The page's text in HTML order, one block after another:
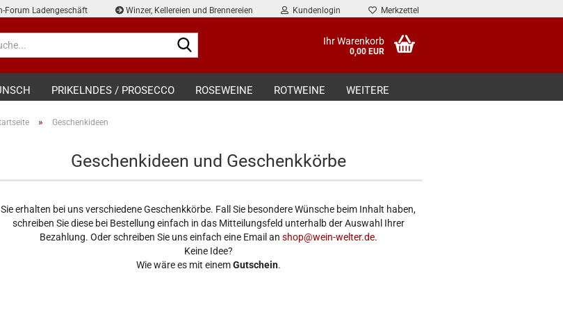
Forum Ladengeschäft Winzer, Kellereien und Brennereien Kundenlogin Merkzettel
Ihr Warenkorb
0,00 EUR
PRIKELNDES / PROSECCO ROSEWEINE ROTWEINE WEITERE
» Geschenkideen
Geschenkideen und Geschenkkörbe
Sie erhalten bei uns verschiedene Geschenkkörbe. Fall Sie besondere Wünsche beim Inhalt haben,
schreiben Sie diese bei Bestellung einfach in das Mitteilungsfeld unterhalb der Auswahl Ihrer
Bezahlung. Oder schreiben Sie uns einfach eine Email an shop@wein-welter.de.
Keine Idee?
Wie wäre es mit einemGutschein.